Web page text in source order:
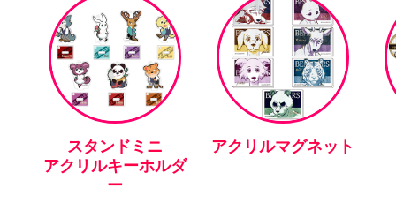
スタンドミニ
アクリルキーホルダ
ー
アクリルマグネット